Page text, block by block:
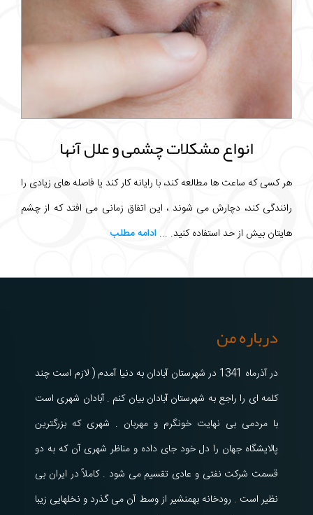
انواع مشکلات چشمی و علل آنها
هر کسی که ساعت ها مطالعه کند، با رایانه کار کند یا فاصله های زیادی را
رانندگی کند، دچارش می شوند ، این اتفاق زمانی می افتد که از چشم
هایتان بیش از حد استفاده کنید. ... ادامه مطلب
درباره من
در آذرماه 1341 در شهرستان آبادان به دنیا آمدم ( لازم است چند
کلمه ای را راجع به شهرستان آبادان بیان کنم . آبادان شهری است
با مردمی بی نهایت خونگرم و مهربان . شهری که بزرگترین
پالایشگاه جهان را دل خود جای داده و مناظر شهری آن که به دو
قسمت شرکت نفتی و عادی تقسیم می شود . کاملاً در ایران بی
نظیر است . رودخانه بهمنشیر از وسط آن می گذرد و نخلهایی زیبا